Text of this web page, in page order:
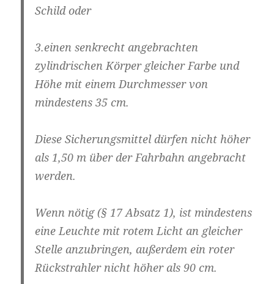
Schild oder
3.einen senkrecht angebrachten
zylindrischen Körper gleicher Farbe und
Höhe mit einem Durchmesser von
mindestens 35 cm.
Diese Sicherungsmittel dürfen nicht höher
als 1,50 m über der Fahrbahn angebracht
werden.
Wenn nötig (§ 17 Absatz 1), ist mindestens
eine Leuchte mit rotem Licht an gleicher
Stelle anzubringen, außerdem ein roter
Rückstrahler nicht höher als 90 cm.